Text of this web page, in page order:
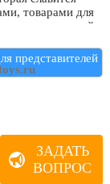
товарами для
для детей.
пазлы
как
иногда мы
и
время как многие
своим
внимание на
все будет в
в преддверии
представителей
ЗАДАТЬ
ВОПРОС